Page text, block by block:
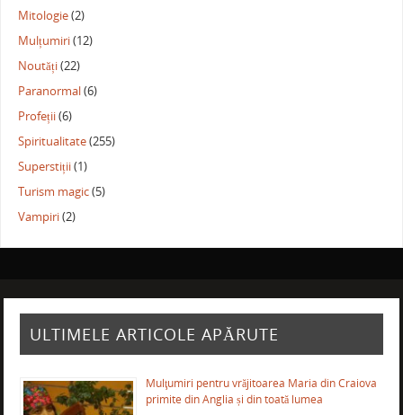
Mitologie(2)
Mulțumiri(12)
Noutăți(22)
Paranormal(6)
Profeții(6)
Spiritualitate(255)
Superstiții(1)
Turism magic(5)
Vampiri(2)
ULTIMELE ARTICOLE APĂRUTE
Mulţumiri pentru vrăjitoarea Maria din Craiova
primite din Anglia și din toată lumea